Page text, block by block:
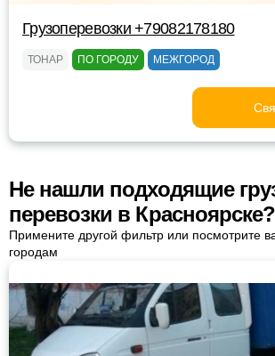
Грузоперевозки +79082178180
ТОНАР ПО ГОРОДУ МЕЖГОРОД
Не нашли подходящие
перевозки в Красноярске?
Примените другой фильтр или посмотрите
городам